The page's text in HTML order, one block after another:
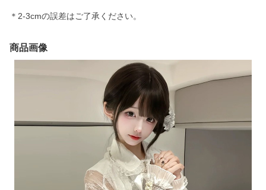
＊2-3cmの誤差はご了承ください。
商品画像